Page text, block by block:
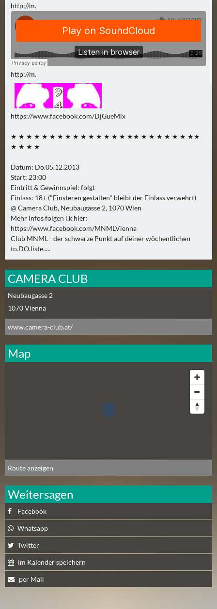
E
B
M
R
G
E
N
0
)
N
Ä
C
H
S
T
E
F
R
E
A
G
0
E
R
S
A
M
S
T
A
G
(
0
http://m.
http://m.
https://www.facebook.com/DjGueMix
★ ★ ★ ★ ★ ★ ★ ★ ★ ★ ★ ★ ★ ★ ★ ★★ ★ ★ ★ ★ ★ ★ ★★
★ ★ ★ ★
Datum: Do.05.12.2013
Start: 23:00
Eintritt & Gewinnspiel: folgt
Einlass: 18+ ("Finsteren gestalten" bleibt der Einlass verwehrt)
@ Camera Club, Neubaugasse 2, 1070 Wien
Mehr Infos folgen i.k hier:
https://www.facebook.com/MNMLVienna
Club MNML - der schwarze Punkt auf deiner wöchentlichen
to.DO.liste.....
CAMERA CLUB
Neubaugasse 2
1070Vienna
www.camera-club.at/
Map
Route anzeigen
Weitersagen
Facebook
Whatsapp
Twitter
im Kalender speichern
per Mail